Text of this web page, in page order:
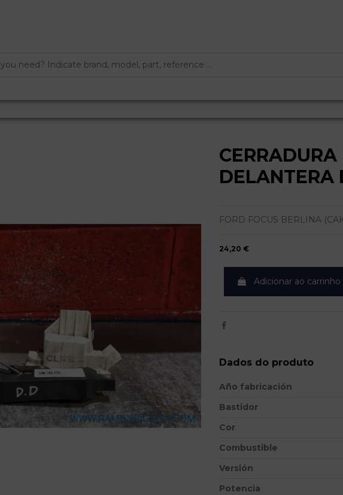
DELANTERA
FORD FOCUS BERLINA
24,20 €
Adicionar ao carrinho
Dados do produto
Año fabricación
Bastidor
Cor
Combustible
Versión
Potencia